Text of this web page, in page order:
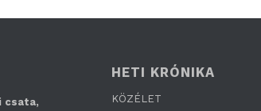
csata,
HETI KRÓNIKA
KÖZÉLET